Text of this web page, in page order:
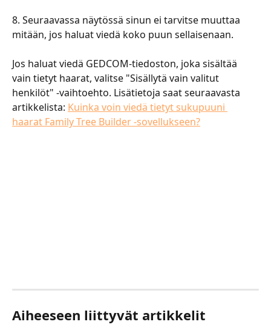
​​​​8. Seuraavassa näytössä sinun ei tarvitse muuttaa
mitään, jos haluat viedä koko puun sellaisenaan.
​​​​​​​​​​​​Jos haluat viedä GEDCOM-tiedoston, joka sisältää
vain tietyt haarat, valitse "Sisällytä vain valitut
henkilöt" -vaihtoehto. Lisätietoja saat seuraavasta
artikkelista: ​ Kuinka voin viedä tietyt sukupuuni
haarat Family Tree Builder -sovellukseen?
Aiheeseen liittyvät artikkelit